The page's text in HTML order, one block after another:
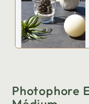
Photophore